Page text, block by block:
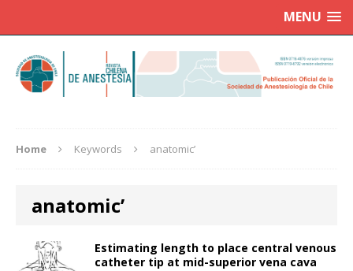
MENU
Home Keywords anatomic’
anatomic’
Estimating length to place central venous
catheter tip at mid-superior vena cava